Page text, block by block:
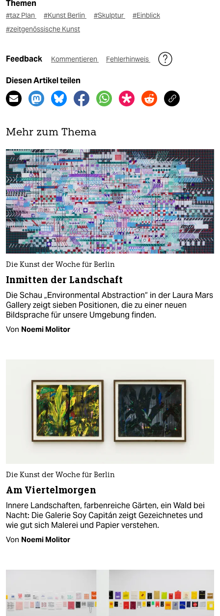
Themen
#taz Plan #Kunst Berlin #Skulptur
#Einblick
#zeitgenössische Kunst
Feedback Kommentieren Fehlerhinweis
Diesen Artikel teilen
Mehr zum Thema
Die Kunst der Woche für Berlin
Inmitten der Landschaft
Die Schau „Environmental Abstraction“ in der Laura Mars
Gallery zeigt sieben Positionen, die zu einer neuen
Bildsprache für unsere Umgebung finden.
Von Noemi Molitor
Die Kunst der Woche für Berlin
Am Viertelmorgen
Innere Landschaften, farbenreiche Gärten, ein Wald bei
Nacht: Die Galerie Soy Capitán zeigt Gezeichnetes und
wie gut sich Malerei und Papier verstehen.
Von Noemi Molitor